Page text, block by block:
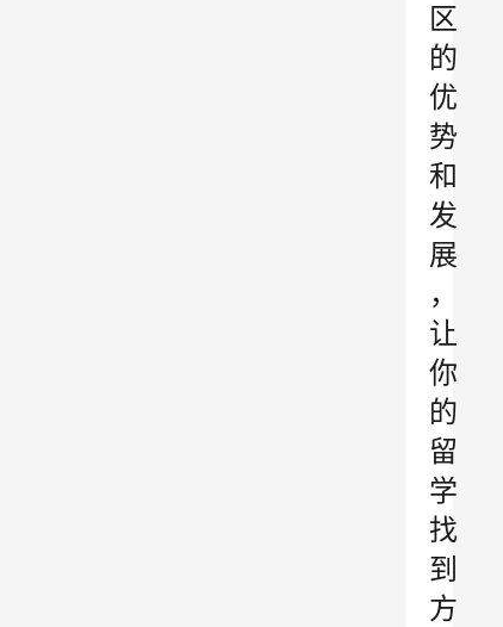
区
的
优
势
和
发
展
，
让
你
的
留
学
找
到
方